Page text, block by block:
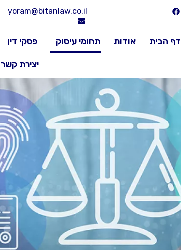
yoram@bitanlaw.co.il
דף הבית אודות תחומי עיסוק פסקי דין
יצירת קשר